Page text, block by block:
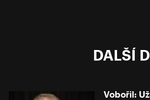
DALŠÍ
Vobořil: